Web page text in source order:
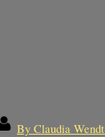
By Claudia Wendt